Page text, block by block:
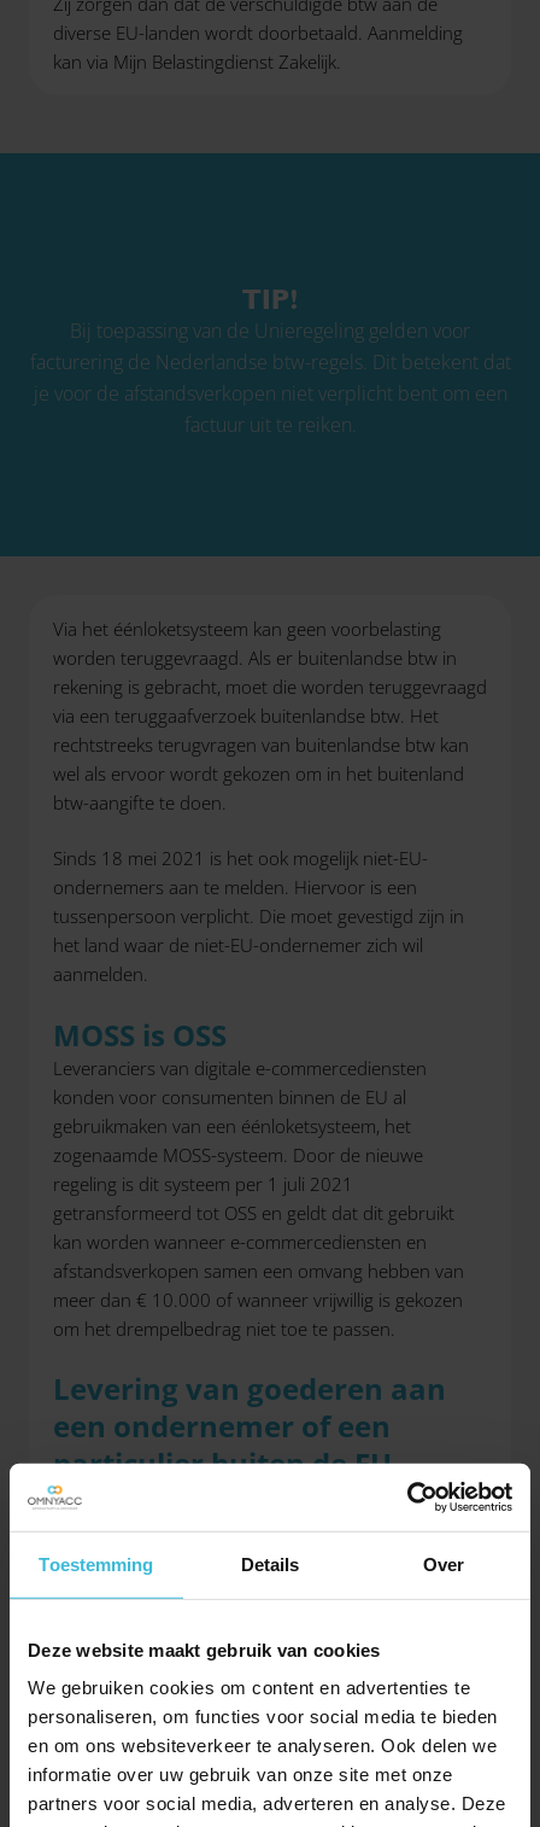
Toestemming Details Over
Deze website maakt gebruik van cookies
We gebruiken cookies om content en advertenties te
personaliseren, om functies voor social media te bieden
en om ons websiteverkeer te analyseren. Ook delen we
informatie over uw gebruik van onze site met onze
partners voor social media, adverteren en analyse. Deze
diverse EU-landen wordt doorbetaald. Aanmelding
kan via Mijn Belastingdienst Zakelijk.
TIP!
Bij toepassing van de Unieregeling gelden voor
facturering de Nederlandse btw-regels. Dit betekent dat
je voor de afstandsverkopen niet verplicht bent om een
factuur uit te reiken.
Via het éénloketsysteem kan geen voorbelasting
worden teruggevraagd. Als er buitenlandse btw in
rekening is gebracht, moet die worden teruggevraagd
via een teruggaafverzoek buitenlandse btw. Het
rechtstreeks terugvragen van buitenlandse btw kan
wel als ervoor wordt gekozen om in het buitenland
btw-aangifte te doen.
Sinds 18 mei 2021 is het ook mogelijk niet-EU-
ondernemers aan te melden. Hiervoor is een
tussenpersoon verplicht. Die moet gevestigd zijn in
het land waar de niet-EU-ondernemer zich wil
aanmelden.
MOSS is OSS
Leveranciers van digitale e-commercediensten
konden voor consumenten binnen de EU al
gebruikmaken van een éénloketsysteem, het
zogenaamde MOSS-systeem. Door de nieuwe
regeling is dit systeem per 1 juli 2021
getransformeerd tot OSS en geldt dat dit gebruikt
kan worden wanneer e-commercediensten en
afstandsverkopen samen een omvang hebben van
meer dan € 10.000 of wanneer vrijwillig is gekozen
om het drempelbedrag niet toe te passen.
Levering van goederen aan
een ondernemer of een
particulier buiten de EU
Bij levering van goederen aan een ondernemer of
een particulier buiten de EU, is sprake van export als
de goederen naar een land buiten de EU worden
de goederen de EU hebben verlaten. Je berekent 0%
in jouw btw-aangifte.
Overige leveringen
Hiervoor zijn de hoofdregels voor de levering van
goederen beschreven. Er zijn echter situaties